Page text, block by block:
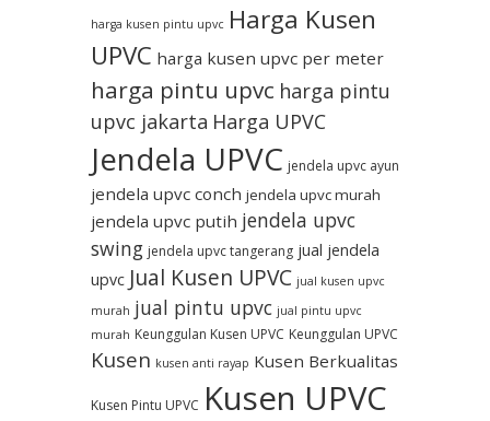
harga kusen pintu upvc Harga Kusen
UPVC harga kusen upvc per meter
harga pintu upvc harga pintu
upvc jakarta Harga UPVC
Jendela UPVC jendela upvc ayun
jendela upvc conch jendela upvc murah
jendela upvc putih jendela upvc
swing jendela upvc tangerang jual jendela
upvc Jual Kusen UPVC jual kusen upvc
murah jual pintu upvc jual pintu upvc
murah Keunggulan Kusen UPVC Keunggulan UPVC
Kusen kusen anti rayap Kusen Berkualitas
Kusen Pintu UPVC Kusen UPVC